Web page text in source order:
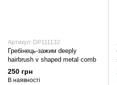
Артикул: DP111132
Гребінець-зажим deeply
hairbrush v shaped metal comb
250 грн
В наявності